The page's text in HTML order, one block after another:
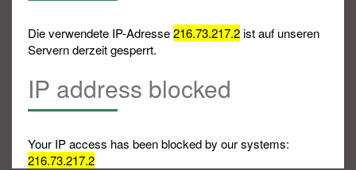
Die verwendete IP-Adresse216.73.217.2ist auf unseren
Servern derzeit gesperrt.
IP address blocked
Your IP access has been blocked by our systems:
216.73.217.2